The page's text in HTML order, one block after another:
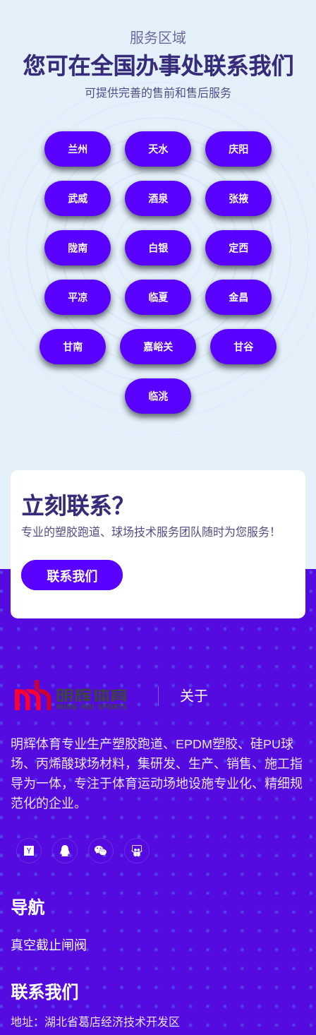
服务区域
您可在全国办事处联系我们
可提供完善的售前和售后服务
兰州 天水 庆阳
武威 酒泉 张掖
陇南 白银 定西
平凉 临夏 金昌
甘南 嘉峪关 甘谷
临洮
立刻联系？
专业的塑胶跑道、球场技术服务团队随时为您服务！
联系我们
关于
明辉体育专业生产塑胶跑道、EPDM塑胶、硅PU球
场、丙烯酸球场材料，集研发、生产、销售、施工指
导为一体，专注于体育运动场地设施专业化、精细规
范化的企业。
导航
真空截止闸阀
联系我们
地址：湖北省葛店经济技术开发区